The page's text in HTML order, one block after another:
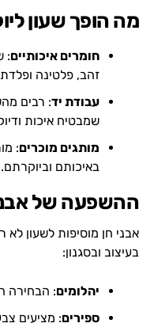
מה הופך שעון
חומרים איכותיים:
זהב, פלטינה
עבודת יד: רבים
שמבטיח איכות
מותגים מוכרים:
באיכותם וביוקרתם.
ההשפעה של
אבני חן מוסיפות לשעון
בעיצוב ובסגנון:
יהלומים: הבחירה
ספירים: מציעים